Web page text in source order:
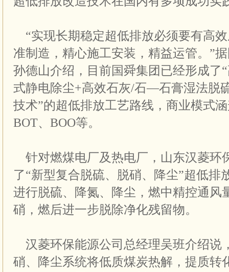
“实现长期稳定超低排放必须要有高
准制造，精心施工安装，精益运管。”
孙德山介绍，目前国舜集团已经形成了
式静电除尘+高效石灰/石—石膏湿法脱
技术”的超低排放工艺路线，商业模式涵
BOT、BOO等。
针对燃煤电厂及热电厂，山东汉菱环
了“新型复合脱硫、脱硝、降尘”超低排
进行脱硫、降氮、降尘，燃中精控通风
硝，燃后进一步脱除净化残留物。
汉菱环保能源公司总经理吴班介绍说
硝、降尘系统将低质煤炭热解，提质转